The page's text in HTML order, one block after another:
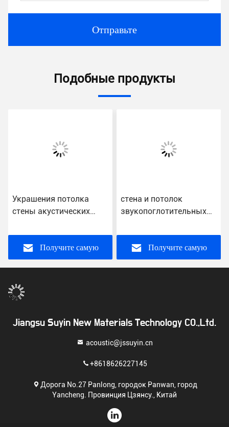
Отправьте
Подобные продукты
Украшения потолка
стены акустических
предкрылка изоляция
доказательства
деревянного ядровая
Получите самую
стена и потолок
звукопоглотительных
2400x600mm
внутренняяПолучите самую
Jiangsu Suyin New Materials Technology CO.,Ltd.
acoustic@jssuyin.cn
+8618626227145
Дорога No.27 Panlong, городок Panwan, город
Yancheng. Провинция Цзянсу., Китай